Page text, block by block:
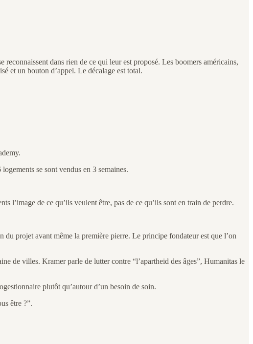
dans rien de ce qui leur est proposé. Les boomers américains,
et un bouton d’appel. Le décalage est total.
se sont vendus en 3 semaines.
l’image de ce qu’ils veulent être, pas de ce qu’ils sont en train de perdre.
projet avant même la première pierre. Le principe fondateur est que l’on
de villes. Kramer parle de lutter contre “l’apartheid des âges”, Humanitas le
plutôt qu’autour d’un besoin de soin.
être ?”.